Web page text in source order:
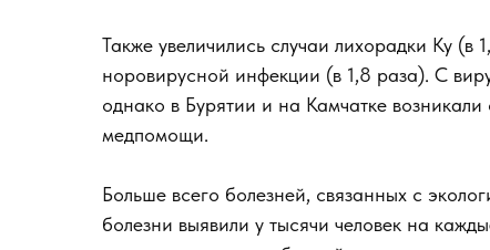
Также увеличились случаи лихорадки Ку
норовирусной инфекции (в 1,8 раза). С
однако в Бурятии и на Камчатке
медпомощи.
Больше всего болезней, связанных с
болезни выявили у тысячи человек на